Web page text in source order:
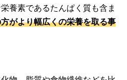
養素であるたんぱく質も含ま
がより幅広くの栄養を取る事